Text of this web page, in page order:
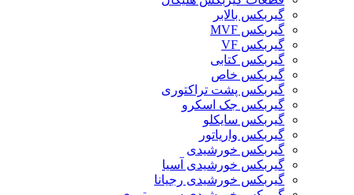
گيربکس بالابر
گیربکس MVF
گیربکس VF
گیربکس کتابی
گیربکس خاص
گیربکس پشت تراکتوری
گیربکس جک اسکرو
گیربکس سایکلو
گیربکس واریاتور
گیربکس خورشیدی
گیربکس خورشیدی آسیا
گیربکس خورشیدی رجیانا